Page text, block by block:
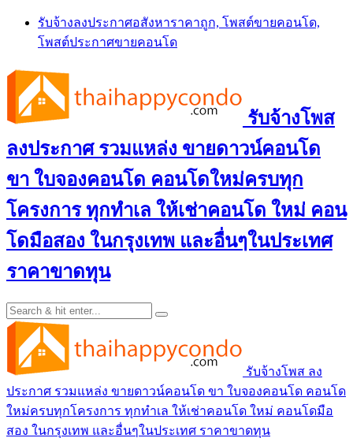
Skip
content
รับจ้างลงประกาศอสังหาราคาถูก, โพสต์ขายคอนโด,
โพสต์ประกาศขายคอนโด
รับจ้างโพส
ลงประกาศ รวมแหล่ง ขายดาวน์คอนโด
ขา ใบจองคอนโด คอนโดใหม่ครบทุก
โครงการ ทุกทำเล ให้เช่าคอนโด ใหม่ คอน
โดมือสอง ในกรุงเทพ และอื่นๆในประเทศ
ราคาขาดทุน
รับจ้างโพส ลง
ประกาศ รวมแหล่ง ขายดาวน์คอนโด ขา ใบจองคอนโด คอนโด
ใหม่ครบทุกโครงการ ทุกทำเล ให้เช่าคอนโด ใหม่ คอนโดมือ
สอง ในกรุงเทพ และอื่นๆในประเทศ ราคาขาดทุน